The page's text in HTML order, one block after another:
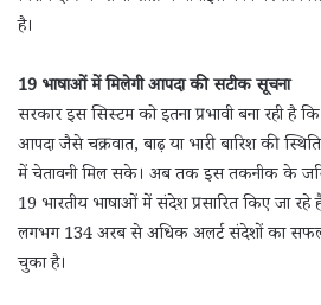
है।
19 भाषाओं में मिलेगी आपदा की सटीक सूचना
सरकार इस सिस्टम को इतना प्रभावी बना रही है
आपदा जैसे चक्रवात, बाढ़ या भारी बारिश की
में चेतावनी मिल सके। अब तक इस तकनीक के
19 भारतीय भाषाओं में संदेश प्रसारित किए जा रहे
लगभग 134 अरब से अधिक अलर्ट संदेशों का सफल
चुका है।